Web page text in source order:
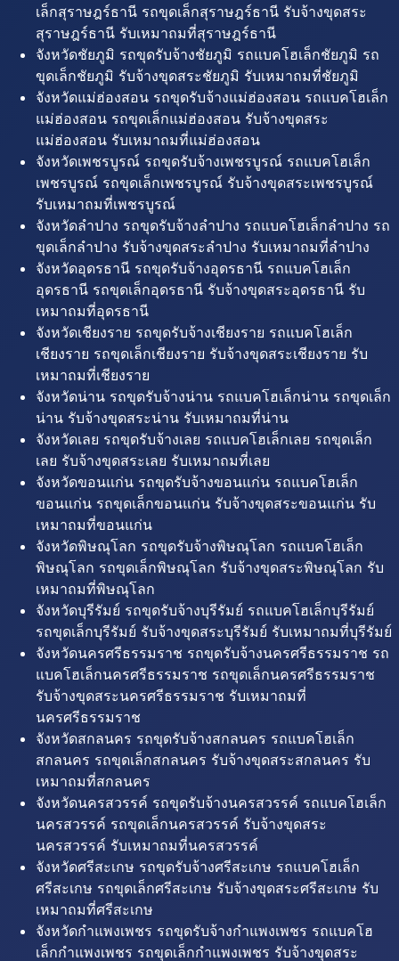
เล็กสุราษฎร์ธานี รถขุดเล็กสุราษฎร์ธานี รับจ้างขุดสระ
สุราษฎร์ธานี รับเหมาถมที่สุราษฎร์ธานี
จังหวัดชัยภูมิ รถขุดรับจ้างชัยภูมิ รถแบคโฮเล็กชัยภูมิ รถ
ขุดเล็กชัยภูมิ รับจ้างขุดสระชัยภูมิ รับเหมาถมที่ชัยภูมิ
จังหวัดแม่ฮ่องสอน รถขุดรับจ้างแม่ฮ่องสอน รถแบคโฮเล็ก
แม่ฮ่องสอน รถขุดเล็กแม่ฮ่องสอน รับจ้างขุดสระ
แม่ฮ่องสอน รับเหมาถมที่แม่ฮ่องสอน
จังหวัดเพชรบูรณ์ รถขุดรับจ้างเพชรบูรณ์ รถแบคโฮเล็ก
เพชรบูรณ์ รถขุดเล็กเพชรบูรณ์ รับจ้างขุดสระเพชรบูรณ์
รับเหมาถมที่เพชรบูรณ์
จังหวัดลำปาง รถขุดรับจ้างลำปาง รถแบคโฮเล็กลำปาง รถ
ขุดเล็กลำปาง รับจ้างขุดสระลำปาง รับเหมาถมที่ลำปาง
จังหวัดอุดรธานี รถขุดรับจ้างอุดรธานี รถแบคโฮเล็ก
อุดรธานี รถขุดเล็กอุดรธานี รับจ้างขุดสระอุดรธานี รับ
เหมาถมที่อุดรธานี
จังหวัดเชียงราย รถขุดรับจ้างเชียงราย รถแบคโฮเล็ก
เชียงราย รถขุดเล็กเชียงราย รับจ้างขุดสระเชียงราย รับ
เหมาถมที่เชียงราย
จังหวัดน่าน รถขุดรับจ้างน่าน รถแบคโฮเล็กน่าน รถขุดเล็ก
น่าน รับจ้างขุดสระน่าน รับเหมาถมที่น่าน
จังหวัดเลย รถขุดรับจ้างเลย รถแบคโฮเล็กเลย รถขุดเล็ก
เลย รับจ้างขุดสระเลย รับเหมาถมที่เลย
จังหวัดขอนแก่น รถขุดรับจ้างขอนแก่น รถแบคโฮเล็ก
ขอนแก่น รถขุดเล็กขอนแก่น รับจ้างขุดสระขอนแก่น รับ
เหมาถมที่ขอนแก่น
จังหวัดพิษณุโลก รถขุดรับจ้างพิษณุโลก รถแบคโฮเล็ก
พิษณุโลก รถขุดเล็กพิษณุโลก รับจ้างขุดสระพิษณุโลก รับ
เหมาถมที่พิษณุโลก
จังหวัดบุรีรัมย์ รถขุดรับจ้างบุรีรัมย์ รถแบคโฮเล็กบุรีรัมย์
รถขุดเล็กบุรีรัมย์ รับจ้างขุดสระบุรีรัมย์ รับเหมาถมที่บุรีรัมย์
จังหวัดนครศรีธรรมราช รถขุดรับจ้างนครศรีธรรมราช รถ
แบคโฮเล็กนครศรีธรรมราช รถขุดเล็กนครศรีธรรมราช
รับจ้างขุดสระนครศรีธรรมราช รับเหมาถมที่
นครศรีธรรมราช
จังหวัดสกลนคร รถขุดรับจ้างสกลนคร รถแบคโฮเล็ก
สกลนคร รถขุดเล็กสกลนคร รับจ้างขุดสระสกลนคร รับ
เหมาถมที่สกลนคร
จังหวัดนครสวรรค์ รถขุดรับจ้างนครสวรรค์ รถแบคโฮเล็ก
นครสวรรค์ รถขุดเล็กนครสวรรค์ รับจ้างขุดสระ
นครสวรรค์ รับเหมาถมที่นครสวรรค์
จังหวัดศรีสะเกษ รถขุดรับจ้างศรีสะเกษ รถแบคโฮเล็ก
ศรีสะเกษ รถขุดเล็กศรีสะเกษ รับจ้างขุดสระศรีสะเกษ รับ
เหมาถมที่ศรีสะเกษ
จังหวัดกำแพงเพชร รถขุดรับจ้างกำแพงเพชร รถแบคโฮ
เล็กกำแพงเพชร รถขุดเล็กกำแพงเพชร รับจ้างขุดสระ